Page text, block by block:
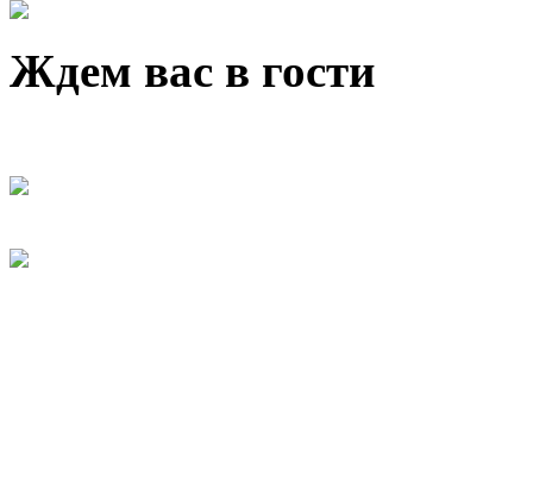
Ждем вас в гости